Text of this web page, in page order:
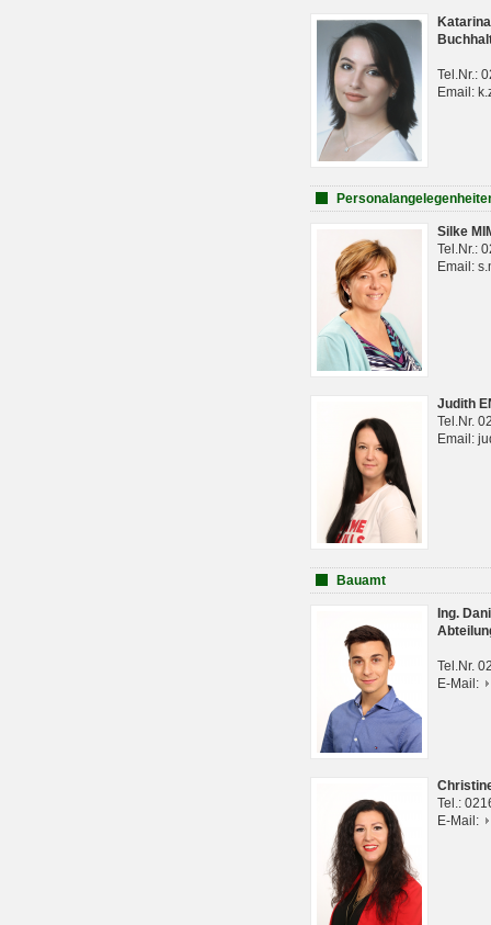
Tel.Nr.:
Email:
Silke
Tel.Nr.:
Email:
Judith
Tel.Nr.
Email:
Bauamt
Ing.
Tel.Nr.
E-Mail:
Tel.:
E-Mail: